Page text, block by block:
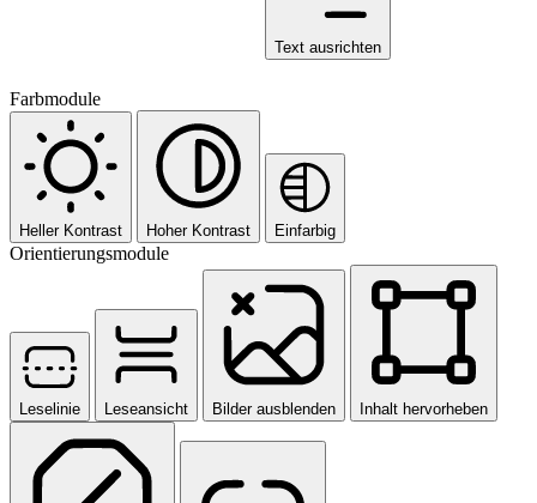
Text ausrichten
Farbmodule
Heller Kontrast Hoher Kontrast Einfarbig
Orientierungsmodule
Leselinie Leseansicht Bilder ausblenden Inhalt hervorheben